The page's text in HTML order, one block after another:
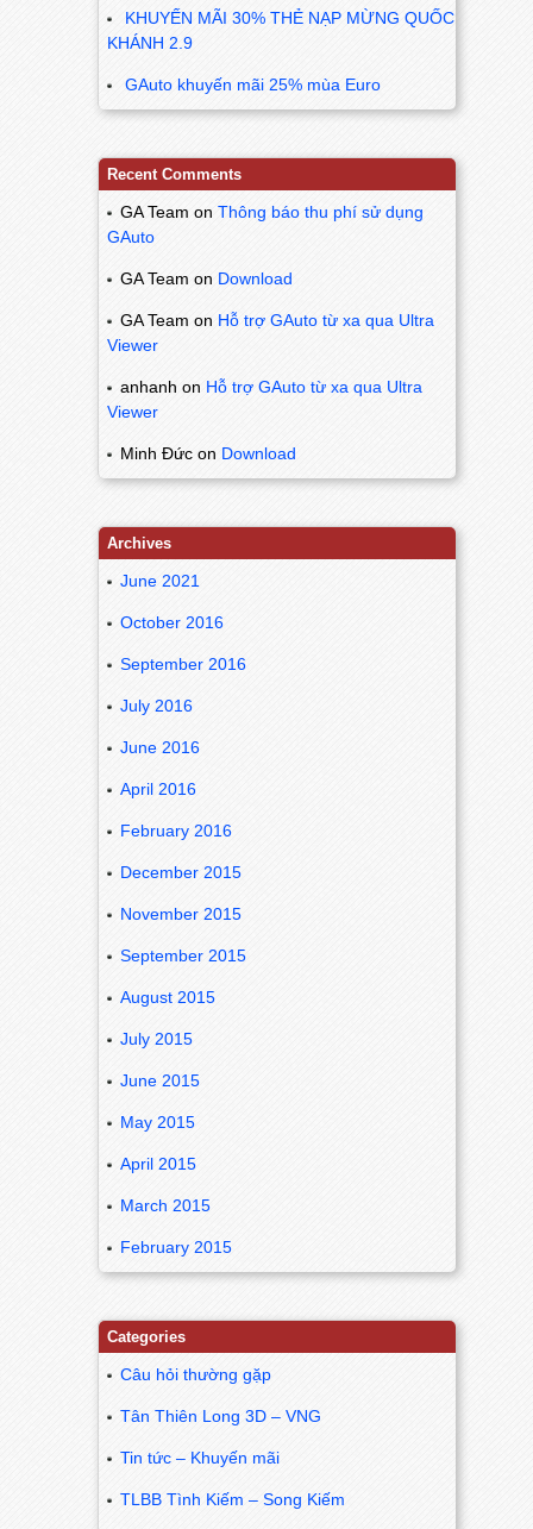
KHUYẾN MÃI 30% THẺ NẠP MỪNG QUỐC
KHÁNH 2.9
GAuto khuyến mãi 25% mùa Euro
Recent Comments
GA Team on Thông báo thu phí sử dụng
GAuto
GA Team on Download
GA Team on Hỗ trợ GAuto từ xa qua Ultra
Viewer
anhanh on Hỗ trợ GAuto từ xa qua Ultra
Viewer
Minh Đức on Download
Archives
June 2021
October 2016
September 2016
July 2016
June 2016
April 2016
February 2016
December 2015
November 2015
September 2015
August 2015
July 2015
June 2015
May 2015
April 2015
March 2015
February 2015
Categories
Câu hỏi thường gặp
Tân Thiên Long 3D – VNG
Tin tức – Khuyến mãi
TLBB Tình Kiếm – Song Kiếm